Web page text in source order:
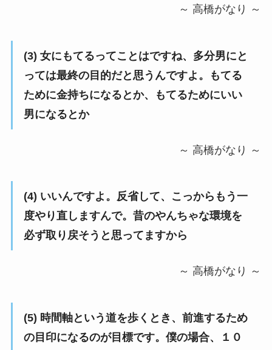
～ 高橋がなり ～
(3) 女にもてるってことはですね、多分男にと
っては最終の目的だと思うんですよ。もてる
ために金持ちになるとか、もてるためにいい
男になるとか
～ 高橋がなり ～
(4) いいんですよ。反省して、こっからもう一
度やり直しますんで。昔のやんちゃな環境を
必ず取り戻そうと思ってますから
～ 高橋がなり ～
(5) 時間軸という道を歩くとき、前進するため
の目印になるのが目標です。僕の場合、１０